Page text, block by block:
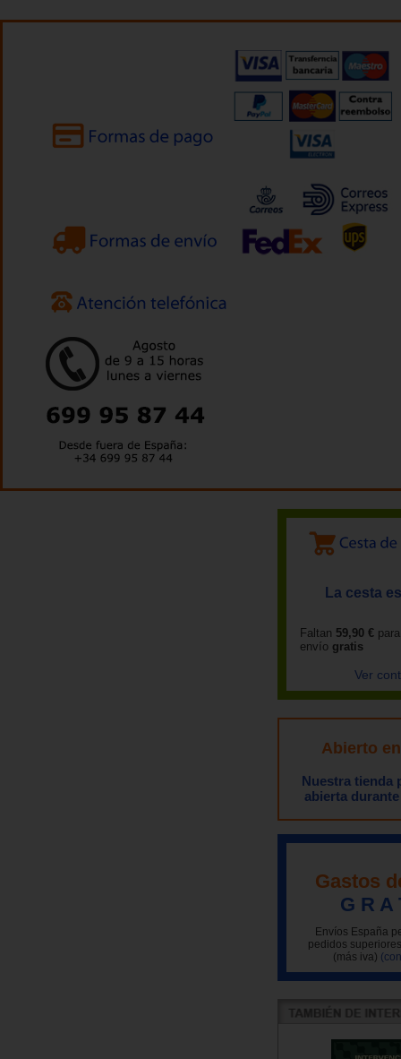
La cesta
Faltan 59,90 €
envío gratis
Ver
Abierto
Nuestra tienda
abierta
Gastos
G R A
Envíos España
pedidos
(más iva)